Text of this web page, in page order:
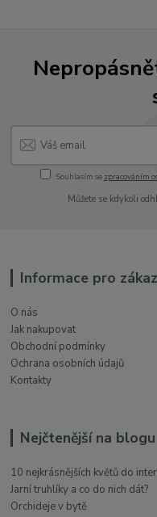
Souhlasím se zpracováním
Můžete se kdykoli
Informace pro
O nás
Jak nakupovat
Obchodní podmínky
Ochrana osobních údajů
Kontakty
Nejčtenější na blogu
10 nejkrásnějších květů do
Jarní truhlíky a co do nich dát?
Orchideje v bytě